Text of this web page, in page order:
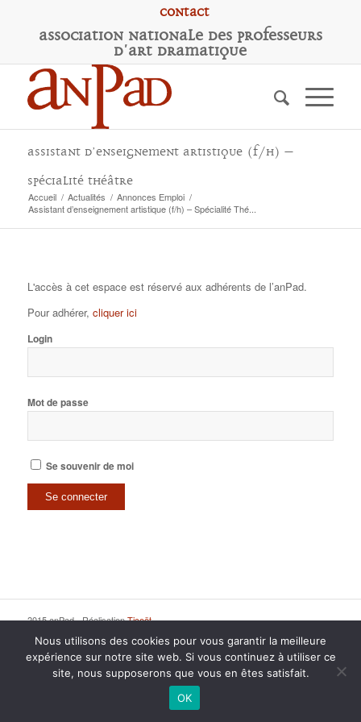
Contact
Association Nationale des Professeurs
d'Art Dramatique
Assistant d’enseignement artistique (f/h) –
Spécialité Théâtre
Accueil / Actualités / Annonces Emploi /
Assistant d’enseignement artistique (f/h) – Spécialité Thé...
L'accès à cet espace est réservé aux adhérents de l’anPad.
Pour adhérer, cliquer ici
Login
Mot de passe
Se souvenir de moi
2015 anPad - RéalisationTicoët
Mentions Légales
Nous écrire
Nous utilisons des cookies pour vous garantir la meilleure
expérience sur notre site web. Si vous continuez à utiliser ce
site, nous supposerons que vous en êtes satisfait.
OK